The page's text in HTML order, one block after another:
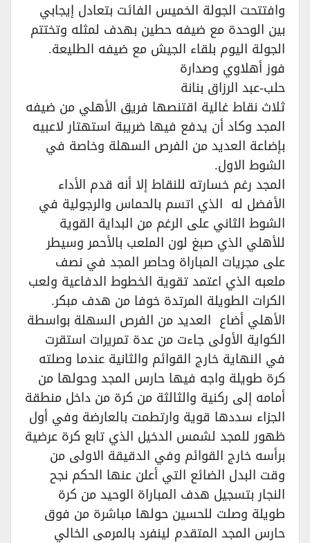
وافتتحت الجولة الخميس الفائت بتعادل إيجابي
بين الوحدة مع ضيفه حطين بهدف لمثله وتختتم
الجولة اليوم بلقاء الجيش مع ضيفه الطليعة.
فوز أهلاوي وصدارة
حلب-عبد الرزاق بنانة
ثلاث نقاط غالية اقتنصها فريق الأهلي من ضيفه
المجد وكاد أن يدفع فيها ضريبة استهتار لاعبيه
بإضاعة العديد من الفرص السهلة وخاصة في
الشوط الاول.
المجد رغم خسارته للنقاط إلا أنه قدم الأداء
الأفضل له الذي اتسم بالحماس والرجولية في
الشوط الثاني على الرغم من البداية القوية
للأهلي الذي صبغ لون الملعب بالأحمر وسيطر
على مجريات المباراة وحاصر المجد في نصف
ملعبه الذي اعتمد تقوية الخطوط الدفاعية ولعب
الكرات الطويلة المرتدة خوفا من هدف مبكر.
الأهلي أضاع العديد من الفرص السهلة بواسطة
الكواية الأولى جاءت من عدة تمريرات استقرت
في النهاية خارج القوائم والثانية عندما وصلته
كرة طويلة واجه فيها حارس المجد وحولها من
أمامه إلى ركنية والثالثة من كرة من داخل منطقة
الجزاء سددها قوية وارتطمت بالعارضة وفي أول
ظهور للمجد لشمس الدخيل الذي تابع كرة عرضية
برأسه خارج القوائم وفي الدقيقة الاولى من
وقت البدل الضائع التي أعلن عنها الحكم نجح
النجار بتسجيل هدف المباراة الوحيد من كرة
طويلة وصلت للحسين حولها مباشرة من فوق
حارس المجد المتقدم لينفرد بالمرمى الخالي